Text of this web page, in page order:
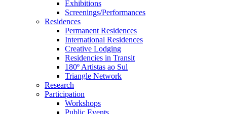
Exhibitions
Screenings/Performances
Residences
Permanent Residences
International Residences
Creative Lodging
Residencies in Transit
180º Artistas ao Sul
Triangle Network
Research
Participation
Workshops
Public Events